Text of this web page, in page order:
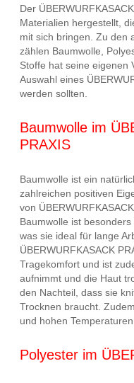
Der
Materialien hergestellt,
mit sich bringen. Zu den
zählen Baumwolle,
Stoffe hat seine eigenen
Auswahl eines
werden sollten.
Baumwolle im
PRAXIS
Baumwolle ist ein
zahlreichen positiven
von
Baumwolle ist
was sie ideal für lange
ÜBERWURFKASACK
Tragekomfort und ist
aufnimmt und die Haut
den Nachteil, dass sie
Trocknen braucht.
und hohen
Polyester im